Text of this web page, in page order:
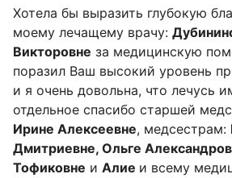
Хотела бы выразить глубокую
моему лечащему врачу:
Викторовне за медицинскую
поразил Ваш высокий уровень
и я очень довольна, что лечусь
отдельное спасибо старшей
Ирине Алексеевне, медсестрам:
Дмитриевне, Ольге
Тофиковне и Алие и всему